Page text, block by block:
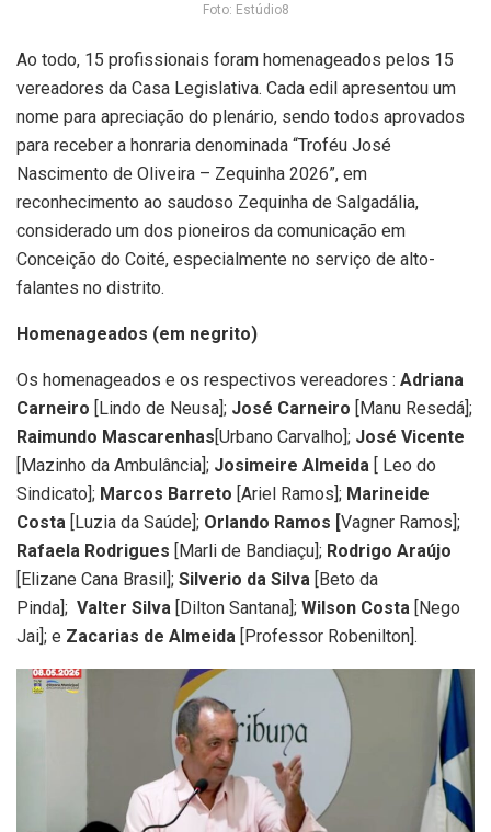
Foto: Estúdio8
Ao todo, 15 profissionais foram homenageados pelos 15
vereadores da Casa Legislativa. Cada edil apresentou um
nome para apreciação do plenário, sendo todos aprovados
para receber a honraria denominada “Troféu José
Nascimento de Oliveira – Zequinha 2026”, em
reconhecimento ao saudoso Zequinha de Salgadália,
considerado um dos pioneiros da comunicação em
Conceição do Coité, especialmente no serviço de alto-
falantes no distrito.
Homenageados (em negrito)
Os homenageados e os respectivos vereadores : Adriana
Carneiro [Lindo de Neusa]; José Carneiro [Manu Resedá];
Raimundo Mascarenhas[Urbano Carvalho]; José Vicente
[Mazinho da Ambulância]; Josimeire Almeida [ Leo do
Sindicato]; Marcos Barreto [Ariel Ramos]; Marineide
Costa [Luzia da Saúde]; Orlando Ramos [Vagner Ramos];
Rafaela Rodrigues [Marli de Bandiaçu]; Rodrigo Araújo
[Elizane Cana Brasil]; Silverio da Silva [Beto da
Pinda]; Valter Silva [Dilton Santana]; Wilson Costa [Nego
Jai]; e Zacarias de Almeida [Professor Robenilton].